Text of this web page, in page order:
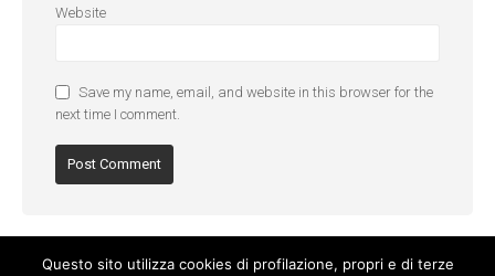
Website
Save my name, email, and website in this browser for the
next time I comment.
Questo sito utilizza cookies di profilazione, propri e di terze